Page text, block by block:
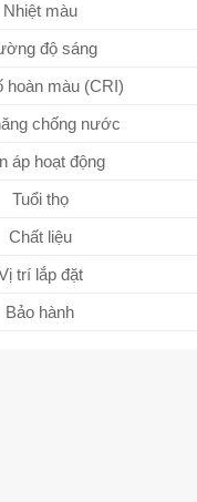
Nhiệt màu
độ sáng
hoàn màu (CRI)
chống nước
áp hoạt động
Tuổi thọ
Chất liệu
trí lắp đặt
Bảo hành